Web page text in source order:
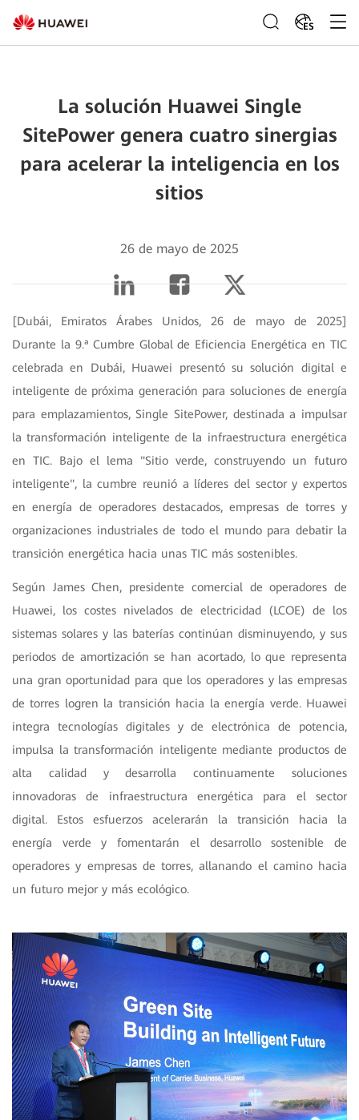
ES
La solución Huawei Single
SitePower genera cuatro sinergias
para acelerar la inteligencia en los
sitios
26 de mayo de 2025
[Dubái, Emiratos Árabes Unidos, 26 de mayo de 2025]
Durante la 9.ª Cumbre Global de Eficiencia Energética en TIC
celebrada en Dubái, Huawei presentó su solución digital e
inteligente de próxima generación para soluciones de energía
para emplazamientos, Single SitePower, destinada a impulsar
la transformación inteligente de la infraestructura energética
en TIC. Bajo el lema "Sitio verde, construyendo un futuro
inteligente", la cumbre reunió a líderes del sector y expertos
en energía de operadores destacados, empresas de torres y
organizaciones industriales de todo el mundo para debatir la
transición energética hacia unas TIC más sostenibles.
Según James Chen, presidente comercial de operadores de
Huawei, los costes nivelados de electricidad (LCOE) de los
sistemas solares y las baterías continúan disminuyendo, y sus
periodos de amortización se han acortado, lo que representa
una gran oportunidad para que los operadores y las empresas
de torres logren la transición hacia la energía verde. Huawei
integra tecnologías digitales y de electrónica de potencia,
impulsa la transformación inteligente mediante productos de
alta calidad y desarrolla continuamente soluciones
innovadoras de infraestructura energética para el sector
digital. Estos esfuerzos acelerarán la transición hacia la
energía verde y fomentarán el desarrollo sostenible de
operadores y empresas de torres, allanando el camino hacia
un futuro mejor y más ecológico.